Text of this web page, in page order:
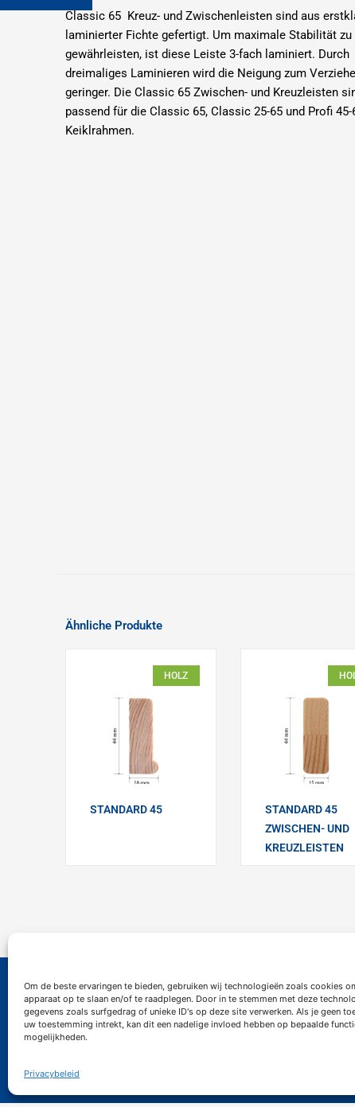
Om de beste ervaringen te bieden, gebruiken wij technologieën zoals cookies
apparaat op te slaan en/of te raadplegen. Door in te stemmen met deze
gegevens zoals surfgedrag of unieke ID's op deze site verwerken. Als je geen
uw toestemming intrekt, kan dit een nadelige invloed hebben op bepaalde
mogelijkheden.
Privacybeleid
Classic 65 Kreuz- und Zwischenleisten sind aus
laminierter Fichte gefertigt. Um maximale Stabilität zu
gewährleisten, ist diese Leiste 3-fach laminiert. Durch
dreimaliges Laminieren wird die Neigung zum
geringer. Die Classic 65 Zwischen- und Kreuzleisten
passend für die Classic 65, Classic 25-65 und Profi 45-
Keiklrahmen.
Ähnliche Produkte
HOLZ
STANDARD 45
STANDARD 45
ZWISCHEN- UND
KREUZLEISTEN
Contact
Kontakt formular
+31 (0)53 5721437